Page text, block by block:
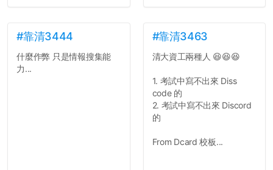
#靠清3444
什麼作弊 只是情報搜集能
力...
#靠清3463
清大資工兩種人 😆😆😆
1. 考試中寫不出來 Diss
code 的
2. 考試中寫不出來 Discord
的
From Dcard 校板...